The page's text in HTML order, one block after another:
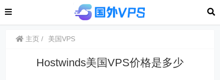
主页 美国VPS
Hostwinds美国VPS价格是多少